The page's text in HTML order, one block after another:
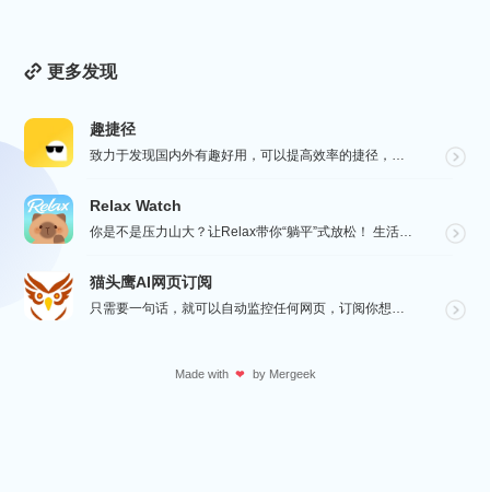
更多发现
趣捷径
致力于发现国内外有趣好用，可以提高效率的捷径，让你的手机变得更有趣，更好用，在“趣捷径” APP， ...
Relax Watch
你是不是压力山大？让Relax带你“躺平”式放松！ 生活节奏飞快，压力如影随形？渴望片刻宁静？别担心...
猫头鹰AI网页订阅
只需要一句话，就可以自动监控任何网页，订阅你想要的信息。
Made with ❤ by Mergeek